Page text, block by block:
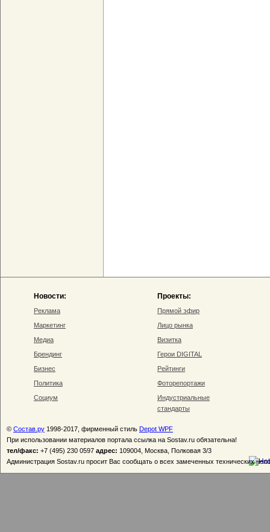
Новости:
Реклама
Маркетинг
Медиа
Брендинг
Бизнес
Политика
Социум
Проекты:
Прямой эфир
Лицо рынка
Визитка
Герои DIGITAL
Рейтинги
Фоторепортажи
Индустриальные
стандарты
© Состав.ру 1998-2017, фирменный стиль Depot WPF
При использовании материалов портала ссылка на Sostav.ru обязательна!
тел/факс: +7 (495) 230 0597 адрес: 109004, Москва, Полковая 3/3
Администрация Sostav.ru просит Вас сообщать о всех замеченных технических